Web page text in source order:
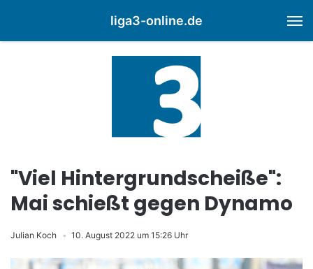
liga3-online.de
"Viel Hintergrundscheiße":
Mai schießt gegen Dynamo
Julian Koch 10. August 2022 um 15:26 Uhr